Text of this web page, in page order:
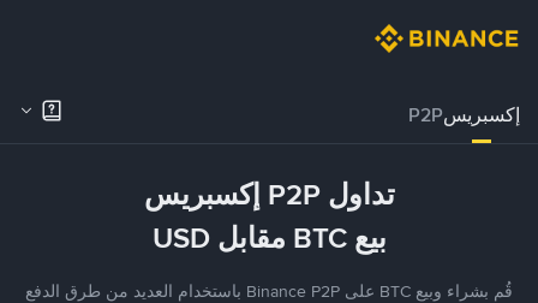
إكسبريسP2P
تداول P2P إكسبريس
بيع BTC مقابل USD
قُم بشراء وبيع BTC على Binance P2P باستخدام العديد من طرق الدفع